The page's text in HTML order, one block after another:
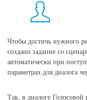
Чтобы достичь нужного
создано задание со
автоматически при
параметрах для диалога
Так, в диалоге Голосовой